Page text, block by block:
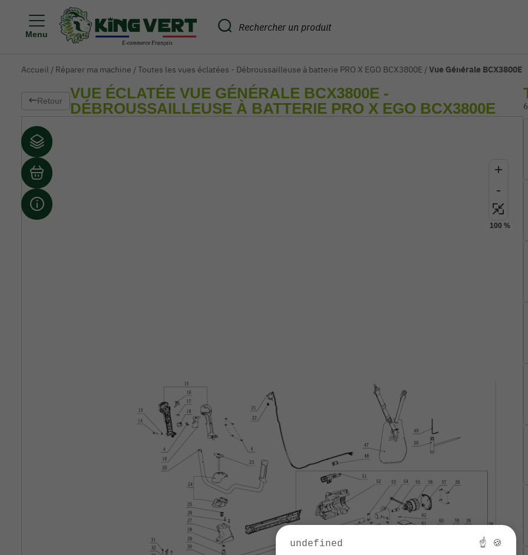
Menu
Accueil / Réparer ma machine /Toutes les vues éclatées - Débroussailleuse à batterie PRO X EGO BCX3800E /Vue Générale BCX3800E
Retour
VUE ÉCLATÉE VUE GÉNÉRALE BCX3800E -
DÉBROUSSAILLEUSE À BATTERIE PRO X EGO BCX3800E
+
-
100 %
undefined
☝ 🍪